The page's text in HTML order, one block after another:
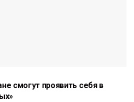
смогут проявить себя в